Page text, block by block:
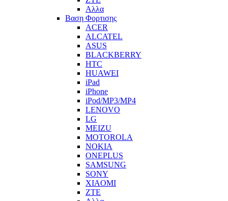
Αλλα
Βαση Φορτισης
ACER
ALCATEL
ASUS
BLACKBERRY
HTC
HUAWEI
iPad
iPhone
iPod/MP3/MP4
LENOVO
LG
MEIZU
MOTOROLA
NOKIA
ONEPLUS
SAMSUNG
SONY
XIAOMI
ZTE